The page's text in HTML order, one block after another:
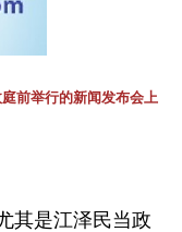
前举行的新闻发布会上
其是江泽民当政